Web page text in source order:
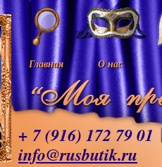
Главная О нас
+ 7 (916) 172 79 01
info@rusbutik.ru